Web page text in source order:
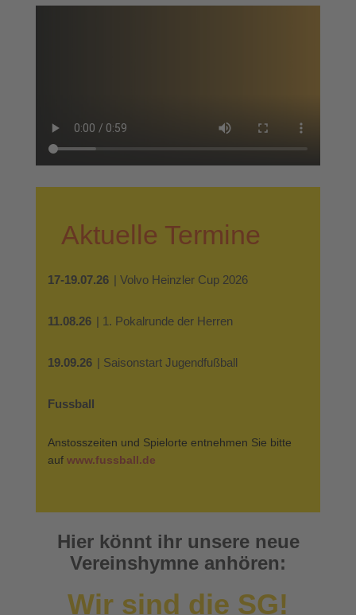
Aktuelle Termine
17-19.07.26 | Volvo Heinzler Cup 2026
11.08.26 | 1. Pokalrunde der Herren
19.09.26 | Saisonstart Jugendfußball
Fussball
Anstosszeiten und Spielorte entnehmen Sie bitte
auf www.fussball.de
Hier könnt ihr unsere neue
Vereinshymne anhören:
Wir sind die SG!